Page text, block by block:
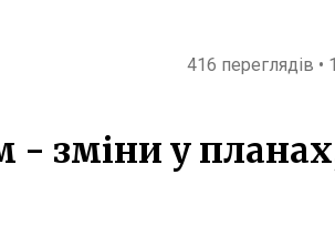
416 переглядів •
- зміни у